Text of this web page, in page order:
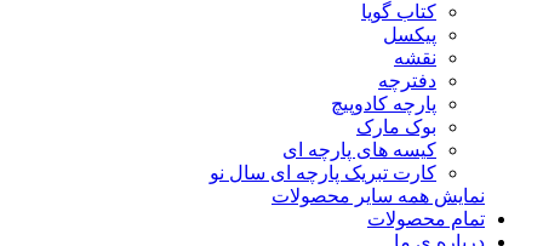
کتاب گویا
پیکسل
نقشه
دفترچه
پارچه کادوپیچ
بوک مارک
کیسه های پارچه ای
کارت تبریک پارچه ای سال نو
نمایش همه سایر محصولات
تمام محصولات
درباره ی ما